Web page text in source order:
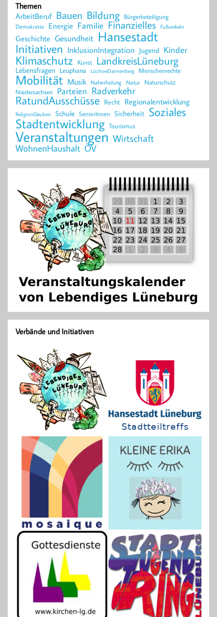
Themen
ArbeitBeruf Bauen Bildung Bürgerbeteiligung
Demokratie Energie Familie Finanzielles Fußverkehr
Geschichte Gesundheit Hansestadt
Initiativen InklusionIntegration Jugend Kinder
Klimaschutz Kunst LandkreisLüneburg
Lebensfragen Leuphana LüchowDannenberg Menschenrechte
Mobilität Musik Naherholung Natur Naturschutz
Niedersachsen Parteien Radverkehr
RatundAusschüsse Recht Regionalentwicklung
ReligionGlauben Schule SeniorInnen Sicherheit Soziales
Stadtentwicklung Tourismus
Veranstaltungen Wirtschaft
WohnenHaushalt ÖV
Verbände und Initiativen